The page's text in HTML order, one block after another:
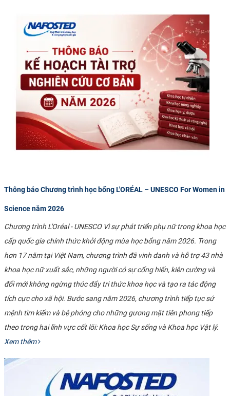
Thông báo Chương trình học bổng L'ORÉAL – UNESCO For Women in
Science năm 2026
Chương trình L'Oréal - UNESCO Vì sự phát triển phụ nữ trong khoa học
cấp quốc gia chính thức khởi động mùa học bổng năm 2026. Trong
hơn 17 năm tại Việt Nam, chương trình đã vinh danh và hỗ trợ 43 nhà
khoa học nữ xuất sắc, những người có sự cống hiến, kiên cường và
đổi mới không ngừng thúc đẩy tri thức khoa học và tạo ra tác động
tích cực cho xã hội. Bước sang năm 2026, chương trình tiếp tục sứ
mệnh tìm kiếm và bệ phóng cho những gương mặt tiên phong tiếp
theo trong hai lĩnh vực cốt lõi: Khoa học Sự sống và Khoa học Vật lý.
Xem thêm